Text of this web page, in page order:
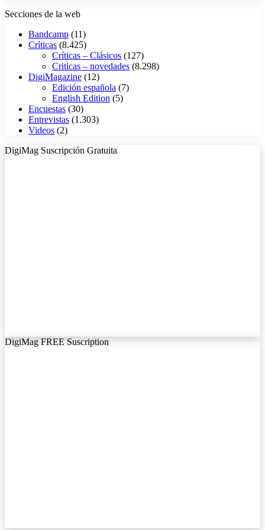
Secciones de la web
Bandcamp (11)
Críticas (8.425)
Críticas – Clásicos (127)
Criticas – novedades (8.298)
DigiMagazine (12)
Edición española (7)
English Edition (5)
Encuestas (30)
Entrevistas (1.303)
Videos (2)
DigiMag Suscripción Gratuita
DigiMag FREE Suscription